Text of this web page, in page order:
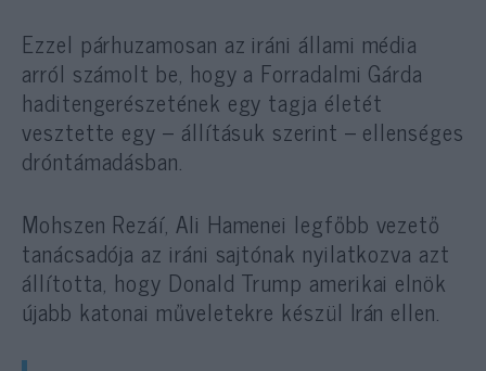
Ezzel párhuzamosan az iráni állami média
arról számolt be, hogy a Forradalmi Gárda
haditengerészetének egy tagja életét
vesztette egy – állításuk szerint – ellenséges
dróntámadásban.
Mohszen Rezáí, Ali Hamenei legfőbb vezető
tanácsadója az iráni sajtónak nyilatkozva azt
állította, hogy Donald Trump amerikai elnök
újabb katonai műveletekre készül Irán ellen.